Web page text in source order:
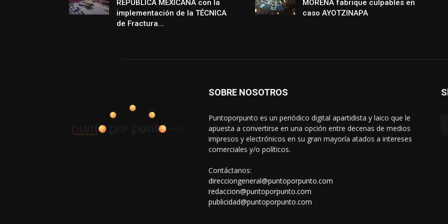
REPÚBLICA MEXICANA con la
implementación de la TÉCNICA
de Fractura...
MORENA fabrique culpables en
caso AYOTZINAPA
SOBRE NOSOTROS
Puntoporpunto es un periódico digital apartidista y laico que le
apuesta a convertirse en una opción entre decenas de medios
impresos y electrónicos en su gran mayoría atados a intereses
comerciales y/o políticos.
Contáctanos:
direcciongeneral@puntoporpunto.com
redaccion@puntoporpunto.com
publicidad@puntoporpunto.com